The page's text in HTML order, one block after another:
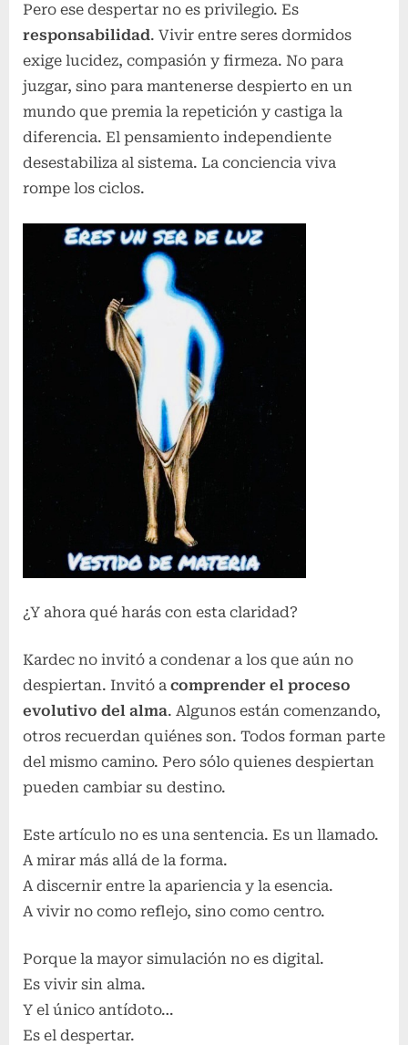
Pero ese despertar no es privilegio. Es
responsabilidad. Vivir entre seres dormidos
exige lucidez, compasión y firmeza. No para
juzgar, sino para mantenerse despierto en un
mundo que premia la repetición y castiga la
diferencia. El pensamiento independiente
desestabiliza al sistema. La conciencia viva
rompe los ciclos.
¿Y ahora qué harás con esta claridad?
Kardec no invitó a condenar a los que aún no
despiertan. Invitó a comprender el proceso
evolutivo del alma. Algunos están comenzando,
otros recuerdan quiénes son. Todos forman parte
del mismo camino. Pero sólo quienes despiertan
pueden cambiar su destino.
Este artículo no es una sentencia. Es un llamado.
A mirar más allá de la forma.
A discernir entre la apariencia y la esencia.
A vivir no como reflejo, sino como centro.
Porque la mayor simulación no es digital.
Es vivir sin alma.
Y el único antídoto…
Es el despertar.